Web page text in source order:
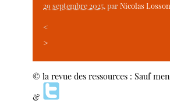
29 septembre 2025, parNicolas Losson
<
>
© la revue des ressources : Sauf
&